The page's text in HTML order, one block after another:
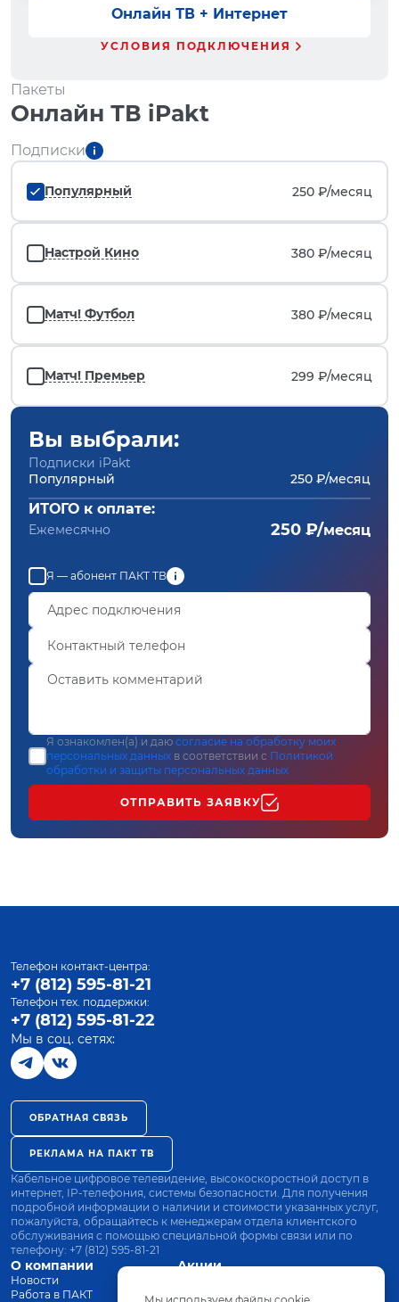
Онлайн ТВ + Интернет
УСЛОВИЯ ПОДКЛЮЧЕНИЯ
Пакеты
Онлайн ТВ iPakt
Подписки
Популярный 250 ₽/месяц
Настрой Кино 380 ₽/месяц
Матч! Футбол 380 ₽/месяц
Матч! Премьер 299 ₽/месяц
Вы выбрали:
Подписки iPakt
Популярный
250 ₽/месяц
ИТОГО к оплате:
Ежемесячно 250 ₽/месяц
Я — абонент ПАКТ ТВ
Я ознакомлен(а) и даю согласие на обработку моих
персональных данных в соответствии с Политикой
обработки и защиты персональных данных
ОТПРАВИТЬ ЗАЯВКУ
О компании
Новости
Работа в ПАКТ
Акции
Оплата
Телефон контакт-центра:
+7 (812) 595-81-21
Телефон тех. поддержки:
+7 (812) 595-81-22
Мы в соц. сетях:
ОБРАТНАЯ СВЯЗЬ
РЕКЛАМА НА ПАКТ ТВ
Кабельное цифровое телевидение, высокоскоростной доступ в
интернет, IP-телефония, системы безопасности. Для получения
подробной информации о наличии и стоимости указанных услуг,
пожалуйста, обращайтесь к менеджерам отдела клиентского
обслуживания с помощью специальной формы связи или по
телефону: +7 (812) 595-81-21